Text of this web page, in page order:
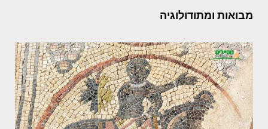
מבואות ומתודולוגיה